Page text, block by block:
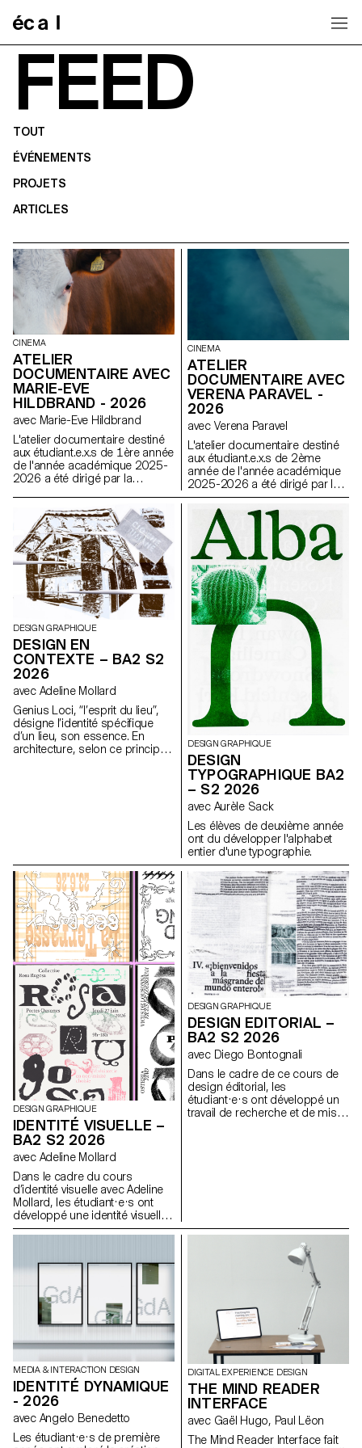
FEED
TOUT
ÉVÉNEMENTS
PROJETS
ARTICLES
CINEMA
ATELIER
DOCUMENTAIRE AVEC
MARIE-EVE
HILDBRAND - 2026
avec Marie-Eve Hildbrand
L'atelier documentaire destiné
aux étudiant.e.x.s de 1ère année
de l'année académique 2025-
2026 a été dirigé par la
CINEMA
ATELIER
DOCUMENTAIRE AVEC
VERENA PARAVEL -
2026
avec Verena Paravel
L'atelier documentaire destiné
aux étudiant.e.x.s de 2ème
année de l'année académique
2025-2026 a été dirigé par la
réalisatrice et anthropologue
visuelle française Verena
Paravel.
DESIGN GRAPHIQUE
DESIGN EN
CONTEXTE – BA2 S2
2026
avec Adeline Mollard
Genius Loci, “l’esprit du lieu”,
désigne l’identité spécifique
d’un lieu, son essence. En
architecture, selon ce principe,
d’en faire la promotion, ou de
prolonger la communication du
lieu.
DESIGN GRAPHIQUE
DESIGN
TYPOGRAPHIQUE BA2
– S2 2026
avec Aurèle Sack
Les élèves de deuxième année
ont du développer l'alphabet
entier d'une typographie.
DESIGN GRAPHIQUE
IDENTITÉ VISUELLE –
BA2 S2 2026
avec Adeline Mollard
Dans le cadre du cours
d’identité visuelle avec Adeline
Mollard, les étudiant·e·s ont
développé une identité visuelle
à partir d’une carte de visite
graphique et son intitulé,
interprétation singulière de
celle-ci. Chaque proposition
s’accompagne également du
choix d’un outil en lien avec
l’événement associé (machine
de lithographie, etc.), utilisé
comme prolongement
conceptuel et graphique du
projet. L'identité est déclinée
sur une série de supports, de
la carte de visite au format F4,
DESIGN GRAPHIQUE
DESIGN EDITORIAL –
BA2 S2 2026
avec Diego Bontognali
Dans le cadre de ce cours de
design éditorial, les
étudiant·e·s ont développé un
travail de recherche et de mise
MEDIA & INTERACTION DESIGN
IDENTITÉ DYNAMIQUE
- 2026
avec Angelo Benedetto
Les étudiant·e·s de première
DIGITAL EXPERIENCE DESIGN
THE MIND READER
INTERFACE
avec Gaël Hugo, Paul Lëon
The Mind Reader Interface fait